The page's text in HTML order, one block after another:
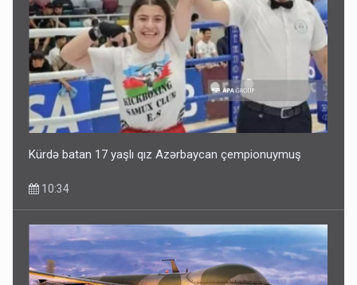
Kürdə batan 17 yaşlı qız Azərbaycan çempionuymuş
10:34